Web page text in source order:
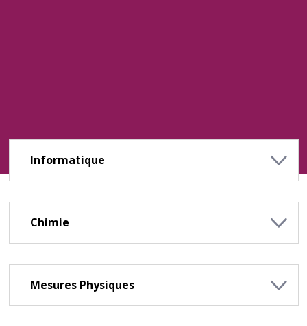
Informatique
Chimie
Mesures Physiques